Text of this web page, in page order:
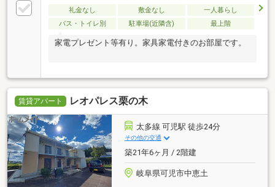
礼金なし 敷金なし
一人暮らし
バス・トイレ別
駐車場(近隣含) 最上階
家電プレゼント等有り。家具家電付きのお部屋です。
賃貸アパート レオパレス栗の木
太多線 可児駅 徒歩24分
その他の交通
築21年6ヶ月 / 2階建
岐阜県可児市中恵土